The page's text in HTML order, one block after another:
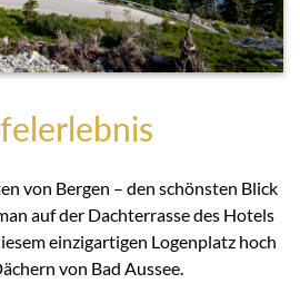
von Bergen – den schönsten Blick
auf der Dachterrasse des Hotels
einzigartigen Logenplatz hoch
von Bad Aussee.